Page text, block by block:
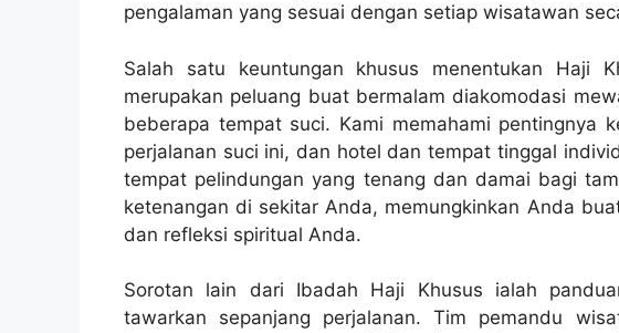
pengalaman yang sesuai dengan setiap wisatawan
Salah satu keuntungan khusus menentukan Haji
merupakan peluang buat bermalam diakomodasi
beberapa tempat suci. Kami memahami pentingnya
perjalanan suci ini, dan hotel dan tempat tinggal
tempat pelindungan yang tenang dan damai bagi
ketenangan di sekitar Anda, memungkinkan Anda
dan refleksi spiritual Anda.
Sorotan lain dari Ibadah Haji Khusus ialah
tawarkan sepanjang perjalanan. Tim pemandu